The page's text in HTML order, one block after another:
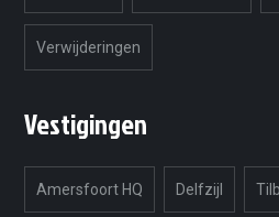
Verwijderingen
Vestigingen
Amersfoort HQ Delfzijl